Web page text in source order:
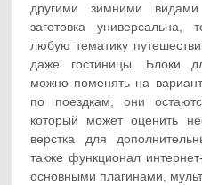
другими зимними
заготовка
любую тематику
даже гостиницы. Блоки
можно поменять на
по поездкам, они
который может оценить
верстка для
также функционал
основными плагинами,